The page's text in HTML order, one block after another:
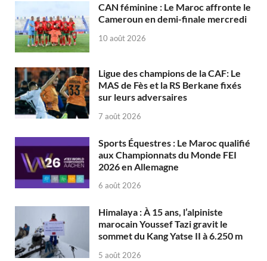
CAN féminine : Le Maroc affronte le
Cameroun en demi-finale mercredi
10 août 2026
Ligue des champions de la CAF: Le
MAS de Fès et la RS Berkane fixés
sur leurs adversaires
7 août 2026
Sports Équestres : Le Maroc qualifié
aux Championnats du Monde FEI
2026 en Allemagne
6 août 2026
Himalaya : À 15 ans, l’alpiniste
marocain Youssef Tazi gravit le
sommet du Kang Yatse II à 6.250 m
5 août 2026